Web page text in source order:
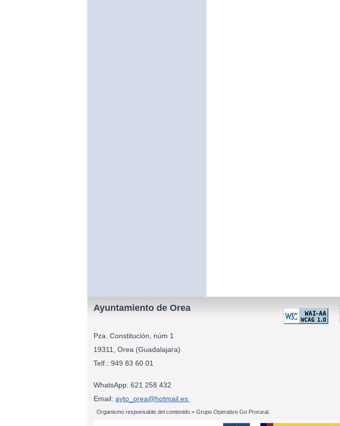
Ayuntamiento de Orea
Pza. Constitución, núm 1
19311, Orea (Guadalajara)
Telf.: 949 83 60 01
WhatsApp: 621 258 432
Email: ayto_orea@hotmail.es
Organismo responsable del contenido = Grupo Operativo Go Prorural.